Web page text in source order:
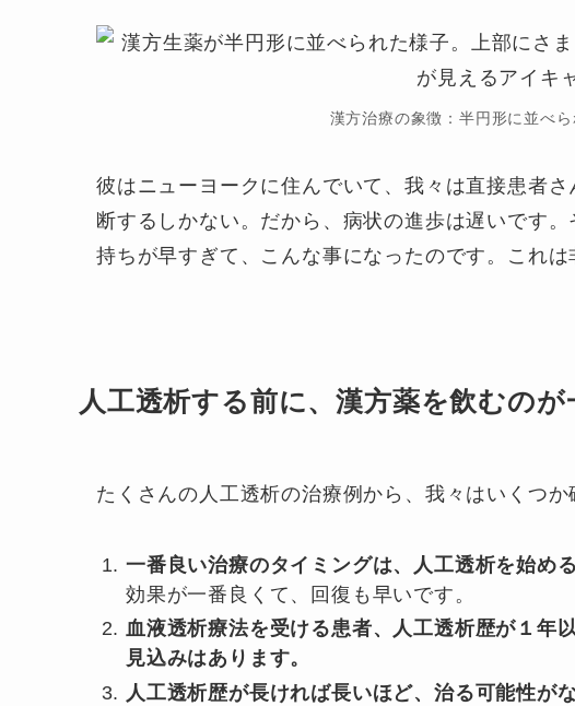
漢方治療の象徴：半円形に並べ
彼はニューヨークに住んでいて、我々は直接患者
断するしかない。だから、病状の進歩は遅いです
持ちが早すぎて、こんな事になったのです。これは
人工透析する前に、漢方薬を飲むのが
たくさんの人工透析の治療例から、我々はいくつか
一番良い治療のタイミングは、人工透析を始め
効果が一番良くて、回復も早いです。
血液透析療法を受ける患者、人工透析歴が１年
見込みはあります。
人工透析歴が長ければ長いほど、治る可能性が